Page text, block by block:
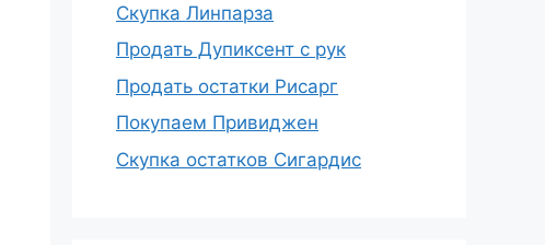
Скупка Линпарза
Продать Дупиксент с рук
Продать остатки Рисарг
Покупаем Привиджен
Скупка остатков Сигардис